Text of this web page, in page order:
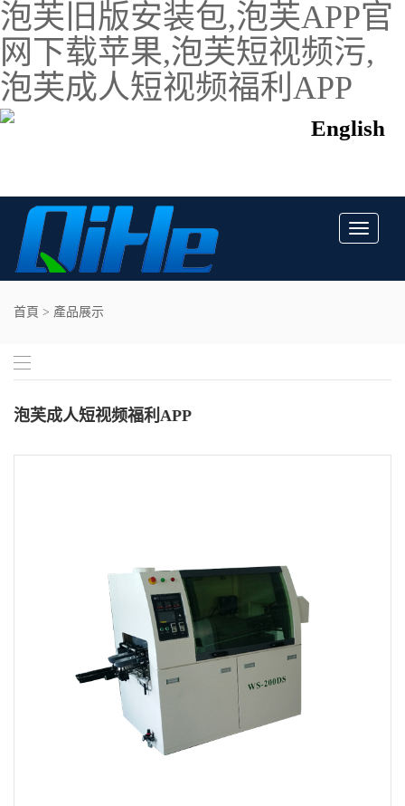
泡芙旧版安装包,泡芙APP官
网下载苹果,泡芙短视频污,
泡芙成人短视频福利APP
English
Toggle
首頁 > 產品展示
泡芙成人短视频福利APP